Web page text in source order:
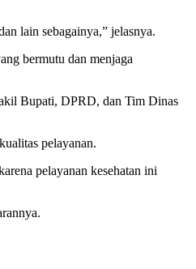
lain sebagainya,” jelasnya.
bermutu dan menjaga
Bupati, DPRD, dan Tim Dinas
pelayanan.
pelayanan kesehatan ini